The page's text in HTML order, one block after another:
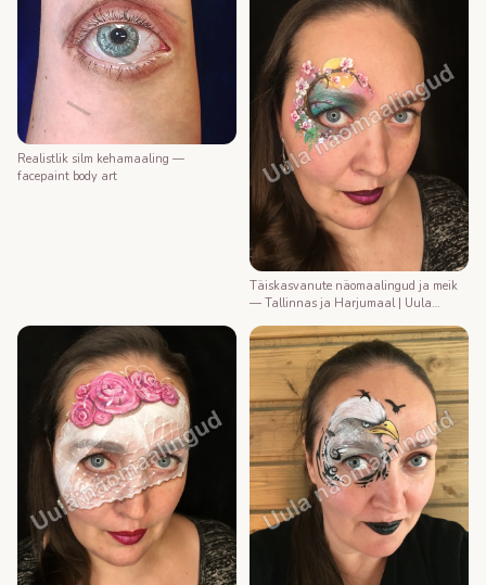
Realistlik silm kehamaaling —
facepaint body art
Täiskasvanute näomaalingud ja meik
— Tallinnas ja Harjumaal | Uula